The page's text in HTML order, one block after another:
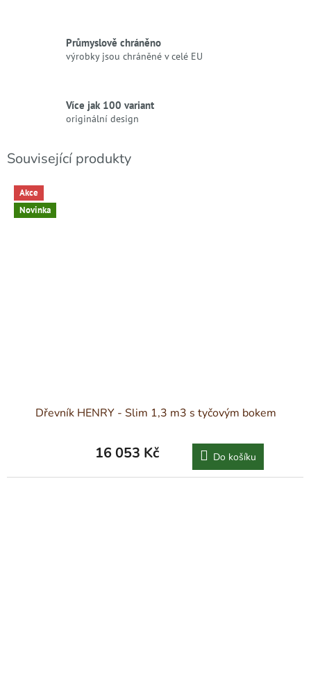
Průmyslově chráněno
výrobky jsou chráněné v celé EU
Více jak 100 variant
originální design
Související produkty
Akce
Novinka
Dřevník HENRY - Slim 1,3 m3 s tyčovým bokem
16 053 Kč Do košíku